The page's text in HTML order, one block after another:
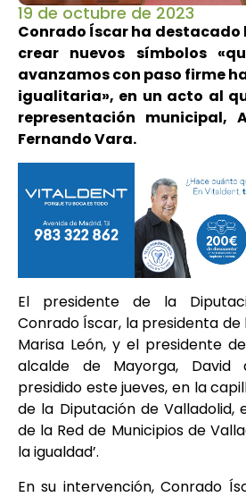
19 de octubre de 2023
Conrado Íscar ha
crear nuevos símbolos
avanzamos con paso firme
igualitaria», en un acto al
representación municipal,
Fernando Vara.
El presidente de la
Conrado Íscar, la presidenta de
Marisa León, y el presidente
alcalde de Mayorga,
presidido este jueves, en la
de la Diputación de Valladolid,
de la Red de Municipios de
la igualdad’.
En su intervención, Conrado